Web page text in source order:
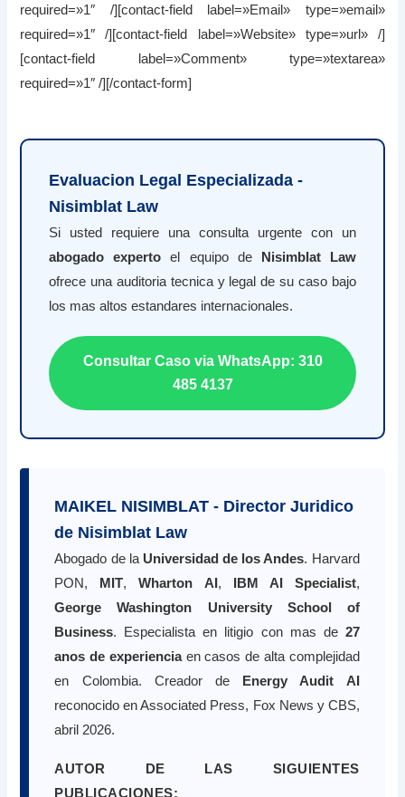
required=»1″ /][contact-field label=»Email» type=»email»
required=»1″ /][contact-field label=»Website» type=»url» /]
[contact-field label=»Comment» type=»textarea»
required=»1″ /][/contact-form]
Evaluacion Legal Especializada -
Nisimblat Law
Si usted requiere una consulta urgente con un
abogado experto el equipo de Nisimblat Law
ofrece una auditoria tecnica y legal de su caso bajo
los mas altos estandares internacionales.
Consultar Caso via WhatsApp: 310
485 4137
MAIKEL NISIMBLAT - Director Juridico
de Nisimblat Law
Abogado de la Universidad de los Andes. Harvard
PON, MIT,Wharton AI, IBM AI Specialist,
George Washington University School of
Business. Especialista en litigio con mas de 27
anos de experienciaen casos de alta complejidad
en Colombia. Creador de Energy Audit AI
reconocido en Associated Press, Fox News y CBS,
abril 2026.
AUTOR DE LAS SIGUIENTES
PUBLICACIONES: